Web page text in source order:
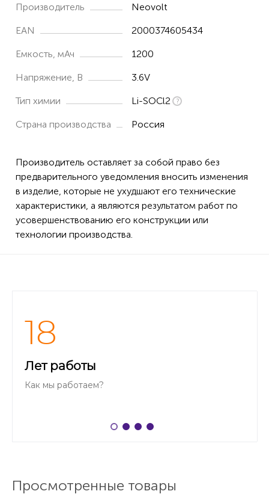
Производитель Neovolt
EAN 2000374605434
Емкость, мАч 1200
Напряжение, В 3.6V
Тип химии Li-SOCl2
Страна производства Россия
Производитель оставляет за собой право без
предварительного уведомления вносить изменения
в изделие, которые не ухудшают его технические
характеристики, а являются результатом работ по
усовершенствованию его конструкции или
технологии производства.
18
Лет работы
Как мы работаем?
Просмотренные товары